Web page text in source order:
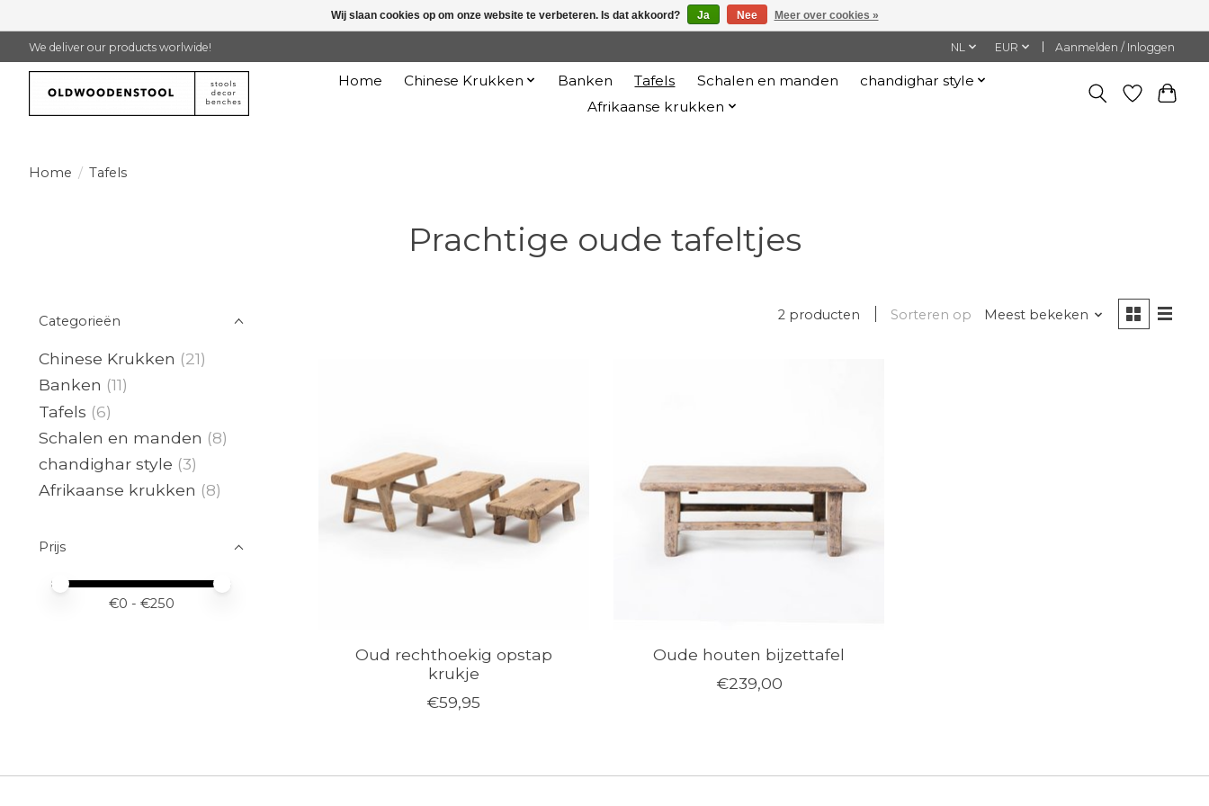
We deliver our products worlwide! NL EUR Aanmelden / Inloggen
Home Chinese Krukken Banken Tafels Schalen en manden
chandighar style
Afrikaanse krukken
Home / Tafels
Prachtige oude tafeltjes
Categorieën
Chinese Krukken (21)
Banken (11)
Tafels (6)
Schalen en manden (8)
chandighar style (3)
Afrikaanse krukken (8)
Prijs
Minimale prijswaarde
Price maximum value
€0 - €250
2 producten Sorteren op Meest bekeken
Oud rechthoekig opstap
krukje
€59,95
Oude houten bijzettafel
€239,00
Wij slaan cookies op om onze website te verbeteren. Is dat akkoord? Ja Nee Meer over cookies »